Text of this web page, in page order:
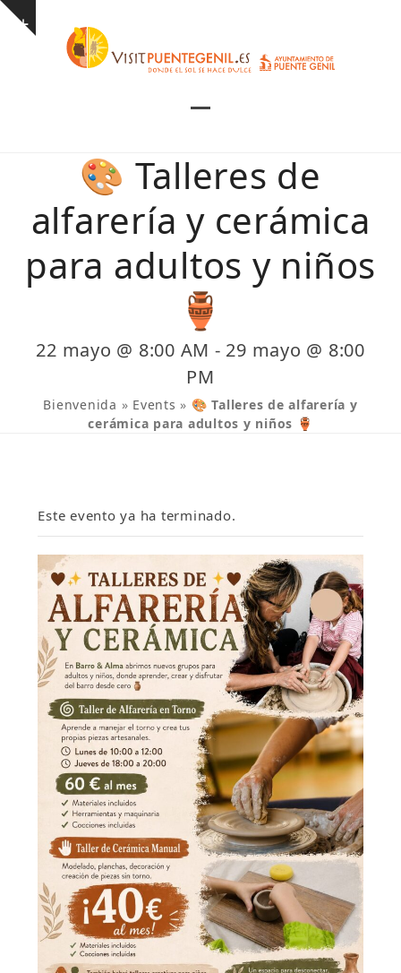
Skip
Show
menu
menu
🎨 Talleres de
alfarería y cerámica
para adultos y niños
🏺
22 mayo @ 8:00 AM - 29 mayo @ 8:00
PM
Bienvenida » Events » 🎨 Talleres de alfarería y
cerámica para adultos y niños 🏺
Este evento ya ha terminado.